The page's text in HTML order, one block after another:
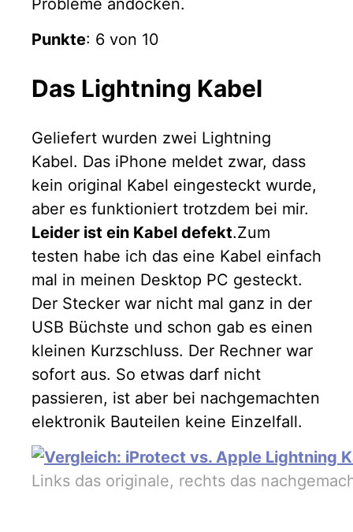
Probleme andocken.
Punkte: 6 von 10
Das Lightning Kabel
Geliefert wurden zwei Lightning
Kabel. Das iPhone meldet zwar, dass
kein original Kabel eingesteckt wurde,
aber es funktioniert trotzdem bei mir.
Leider ist ein Kabel defekt.Zum
testen habe ich das eine Kabel einfach
mal in meinen Desktop PC gesteckt.
Der Stecker war nicht mal ganz in der
USB Büchste und schon gab es einen
kleinen Kurzschluss. Der Rechner war
sofort aus. So etwas darf nicht
passieren, ist aber bei nachgemachten
elektronik Bauteilen keine Einzelfall.
Links das originale, rechts das